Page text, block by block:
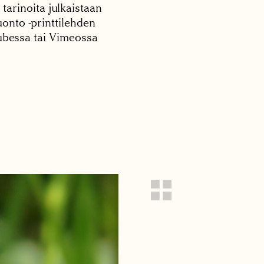
julkaistaan
-printtilehden
tai Vimeossa